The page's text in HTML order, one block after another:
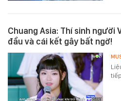
Chuang Asia: Thí sinh người
đầu và cái kết gây bất ngờ!